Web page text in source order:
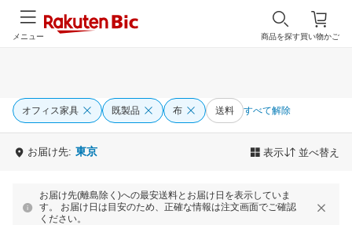
買い物かご
商品を探す
メニュー
オフィス家具 既製品 布 送料 すべて解除
お届け先: 東京 表示 並べ替え
お届け先(離島除く)への最安送料とお届け日を表示していま
す。 お届け日は目安のため、正確な情報は注文画面でご確認
ください。